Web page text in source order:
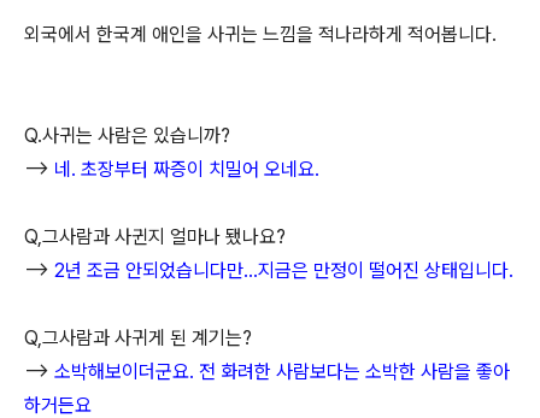
외국에서 한국계 애인을 사귀는 느낌을 적나라하게 적어봅니다.
Q.사귀는 사람은 있습니까?
--> 네. 초장부터 짜증이 치밀어 오네요.
Q,그사람과 사귄지 얼마나 됐나요?
--> 2년 조금 안되었습니다만...지금은 만정이 떨어진 상태입니다.
Q,그사람과 사귀게 된 계기는?
--> 소박해보이더군요. 전 화려한 사람보다는 소박한 사람을 좋아
하거든요